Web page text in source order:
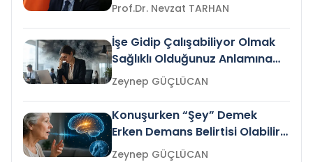
Prof.Dr. Nevzat TARHAN
İşe Gidip Çalışabiliyor Olmak
Sağlıklı Olduğunuz Anlamına
Gelir mi?Zeynep GÜÇLÜCAN
Konuşurken “Şey” Demek
Erken Demans Belirtisi Olabilir
mi?
Zeynep GÜÇLÜCAN